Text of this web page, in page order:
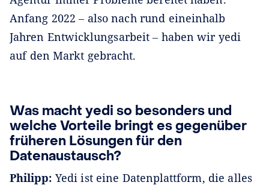
Anfang 2022 ‒ also nach rund eineinhalb
Jahren Entwicklungsarbeit ‒ haben wir yedi
auf den Markt gebracht.
Was macht yedi so besonders und
welche Vorteile bringt es gegenüber
früheren Lösungen für den
Datenaustausch?
Philipp: Yedi ist eine Datenplattform, die alles